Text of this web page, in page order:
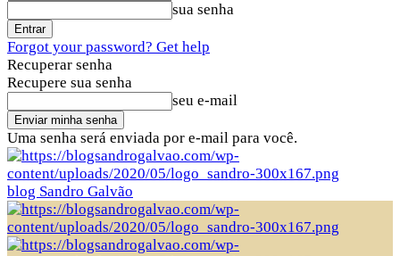
sua senha
Forgot your password? Get help
Recuperar senha
Recupere sua senha
seu e-mail
Uma senha será enviada por e-mail para você.
blog Sandro Galvão